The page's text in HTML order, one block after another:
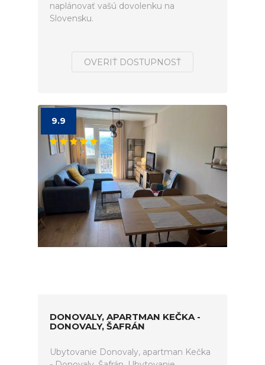
naplánovať vašú dovolenku na
Slovensku.
OVERIŤ DOSTUPNOSŤ
9.9
DONOVALY, APARTMAN KEČKA -
DONOVALY, ŠAFRÁN
Ubytovanie Donovaly, apartman Kečka